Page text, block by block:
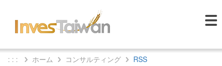
: : : ホーム コンサルティング RSS